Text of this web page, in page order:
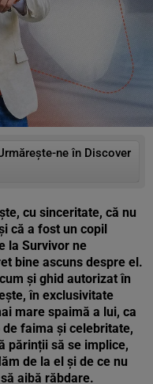
ne în Discover
cu sinceritate, că nu
că a fost un copil
la Survivor ne
bine ascuns despre el.
și ghid autorizat în
în exclusivitate
mare spaimă a lui, ca
faima și celebritate,
părinții să se implice,
de la el și de ce nu
aibă răbdare.